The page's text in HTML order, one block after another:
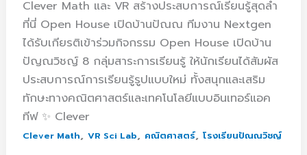
Clever Math และ VR สร้างประสบการณ์เรียนรู้สุดล้ำ
ที่นี่ Open House เปิดบ้านปัณณ ทีมงาน Nextgen
ได้รับเกียรติเข้าร่วมกิจกรรม Open House เปิดบ้าน
ปัญณวิชญ์ 8 กลุ่มสาระการเรียนรู้ ให้นักเรียนได้สัมผัส
ประสบการณ์การเรียนรู้รูปแบบใหม่ ทั้งสนุกและเสริม
ทักษะทางคณิตศาสตร์และเทคโนโลยีแบบอินเทอร์แอค
ทีฟ ✨ Clever
Clever Math,VR Sci Lab, คณิตศาสตร์,โรงเรียนปัณณวิชญ์
สุด
ล้ำ
ที่
นี่
Open
House
เปิด